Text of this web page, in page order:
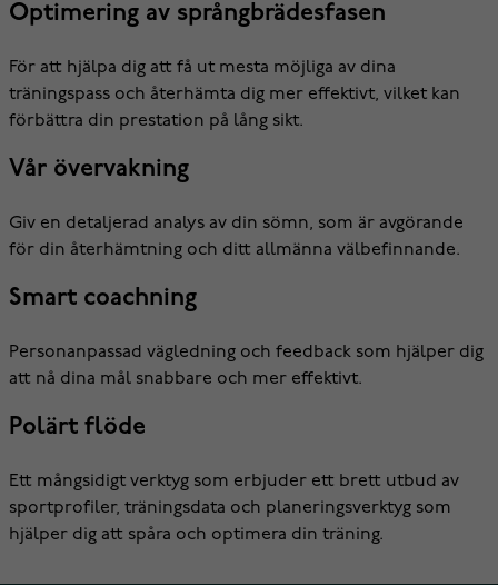
Optimering av språngbrädesfasen
För att hjälpa dig att få ut mesta möjliga av dina
träningspass och återhämta dig mer effektivt, vilket kan
förbättra din prestation på lång sikt.
Vår övervakning
Giv en detaljerad analys av din sömn, som är avgörande
för din återhämtning och ditt allmänna välbefinnande.
Smart coachning
Personanpassad vägledning och feedback som hjälper dig
att nå dina mål snabbare och mer effektivt.
Polärt flöde
Ett mångsidigt verktyg som erbjuder ett brett utbud av
sportprofiler, träningsdata och planeringsverktyg som
hjälper dig att spåra och optimera din träning.